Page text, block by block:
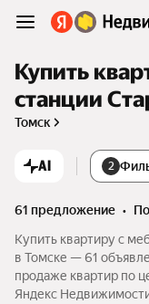
Купить
станции
Томск
AI 2
61 предложение •
Купить квартиру с
в Томске — 61
продаже квартир по
Яндекс